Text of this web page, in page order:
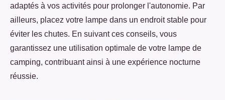
adaptés à vos activités pour prolonger l'autonomie. Par
ailleurs, placez votre lampe dans un endroit stable pour
éviter les chutes. En suivant ces conseils, vous
garantissez une utilisation optimale de votre lampe de
camping, contribuant ainsi à une expérience nocturne
réussie.